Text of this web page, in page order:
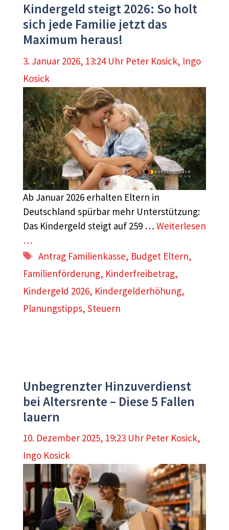
Kindergeld steigt 2026: So holt
sich jede Familie jetzt das
Maximum heraus!
3. Januar 2026, 13:24 Uhr Peter Kosick, Ingo
Kosick
Ab Januar 2026 erhalten Eltern in
Deutschland spürbar mehr Unterstützung:
Das Kindergeld steigt auf 259 … Weiterlesen
…
Schlagwörter
Antrag Familienkasse, Budget Eltern,
Familienförderung, Kinderfreibetrag,
Kindergeld 2026, Kindergelderhöhung,
Planungstipps, Steuern
Unbegrenzter Hinzuverdienst
bei Altersrente – Diese 5 Fallen
lauern
10. Dezember 2025, 19:23 Uhr Peter Kosick,
Ingo Kosick